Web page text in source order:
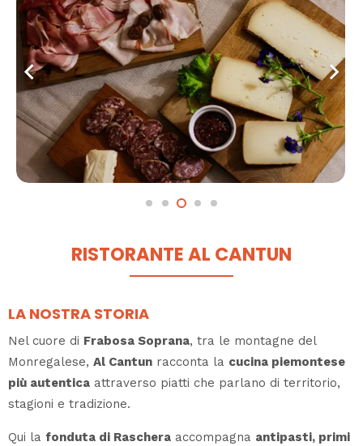
RISTORANTE AL CANTUN
LA NOSTRA STORIA
Nel cuore di Frabosa Soprana, tra le montagne del
Monregalese, Al Cantun racconta la cucina piemontese
più autentica attraverso piatti che parlano di territorio,
stagioni e tradizione.
Qui la fonduta di Raschera accompagna antipasti, primi